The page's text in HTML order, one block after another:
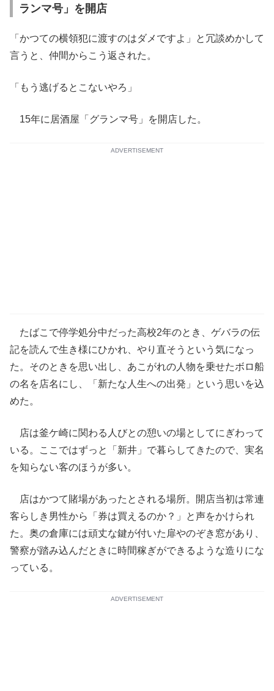
ランマ号」を開店
「かつての横領犯に渡すのはダメですよ」と冗談めかして
言うと、仲間からこう返された。
「もう逃げるとこないやろ」
15年に居酒屋「グランマ号」を開店した。
ADVERTISEMENT
たばこで停学処分中だった高校2年のとき、ゲバラの伝
記を読んで生き様にひかれ、やり直そうという気になっ
た。そのときを思い出し、あこがれの人物を乗せたボロ船
の名を店名にし、「新たな人生への出発」という思いを込
めた。
店は釜ケ崎に関わる人びとの憩いの場としてにぎわって
いる。ここではずっと「新井」で暮らしてきたので、実名
を知らない客のほうが多い。
店はかつて賭場があったとされる場所。開店当初は常連
客らしき男性から「券は買えるのか？」と声をかけられ
た。奥の倉庫には頑丈な鍵が付いた扉やのぞき窓があり、
警察が踏み込んだときに時間稼ぎができるような造りにな
っている。
ADVERTISEMENT